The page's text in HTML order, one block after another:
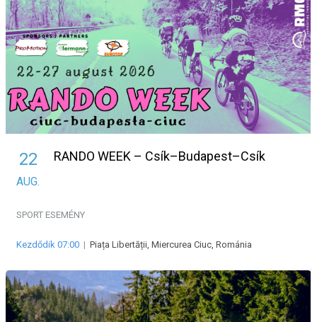
22
AUG.
RANDO WEEK – Csík–Budapest–Csík
SPORT ESEMÉNY
Kezdődik 07:00 | Piața Libertății, Miercurea Ciuc, Románia